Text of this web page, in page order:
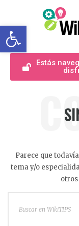
Abrir
Estás
Parece que
tema y/o